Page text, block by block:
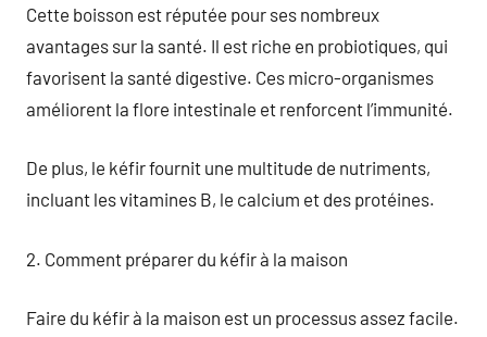
Cette boisson est réputée pour ses nombreux
avantages sur la santé. Il est riche en probiotiques, qui
favorisent la santé digestive. Ces micro-organismes
améliorent la flore intestinale et renforcent l’immunité.
De plus, le kéfir fournit une multitude de nutriments,
incluant les vitamines B, le calcium et des protéines.
2. Comment préparer du kéfir à la maison
Faire du kéfir à la maison est un processus assez facile.